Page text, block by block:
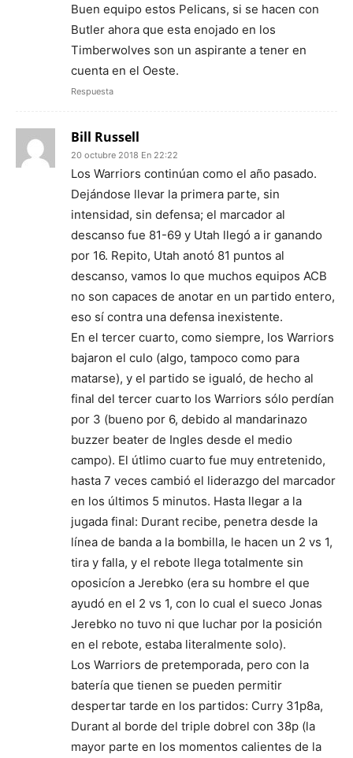
Buen equipo estos Pelicans, si se hacen con
Butler ahora que esta enojado en los
Timberwolves son un aspirante a tener en
cuenta en el Oeste.
Respuesta
Bill Russell
20 octubre 2018 En 22:22
Los Warriors continúan como el año pasado.
Dejándose llevar la primera parte, sin
intensidad, sin defensa; el marcador al
descanso fue 81-69 y Utah llegó a ir ganando
por 16. Repito, Utah anotó 81 puntos al
descanso, vamos lo que muchos equipos ACB
no son capaces de anotar en un partido entero,
eso sí contra una defensa inexistente.
En el tercer cuarto, como siempre, los Warriors
bajaron el culo (algo, tampoco como para
matarse), y el partido se igualó, de hecho al
final del tercer cuarto los Warriors sólo perdían
por 3 (bueno por 6, debido al mandarinazo
buzzer beater de Ingles desde el medio
campo). El útlimo cuarto fue muy entretenido,
hasta 7 veces cambió el liderazgo del marcador
en los últimos 5 minutos. Hasta llegar a la
jugada final: Durant recibe, penetra desde la
línea de banda a la bombilla, le hacen un 2 vs 1,
tira y falla, y el rebote llega totalmente sin
oposicíon a Jerebko (era su hombre el que
ayudó en el 2 vs 1, con lo cual el sueco Jonas
Jerebko no tuvo ni que luchar por la posición
en el rebote, estaba literalmente solo).
Los Warriors de pretemporada, pero con la
batería que tienen se pueden permitir
despertar tarde en los partidos: Curry 31p8a,
Durant al borde del triple dobrel con 38p (la
mayor parte en los momentos calientes de la